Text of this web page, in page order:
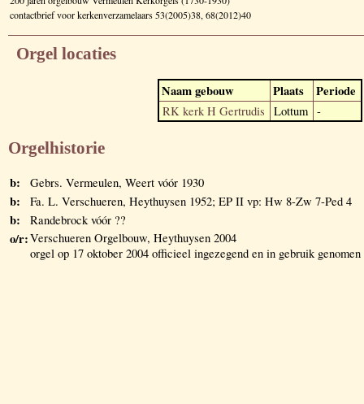
contactbrief voor kerkenverzamelaars 53(2005)38, 68(2012)40
Orgel locaties
Naam gebouw Plaats Periode
RK kerk H Gertrudis Lottum -
Orgelhistorie
b: Gebrs. Vermeulen, Weert vóór 1930
b: Fa. L. Verschueren, Heythuysen 1952; EP II vp: Hw 8-Zw 7-Ped 4
b: Randebrock vóór ??
o/r:Verschueren Orgelbouw, Heythuysen 2004
orgel op 17 oktober 2004 officieel ingezegend en in gebruik genomen